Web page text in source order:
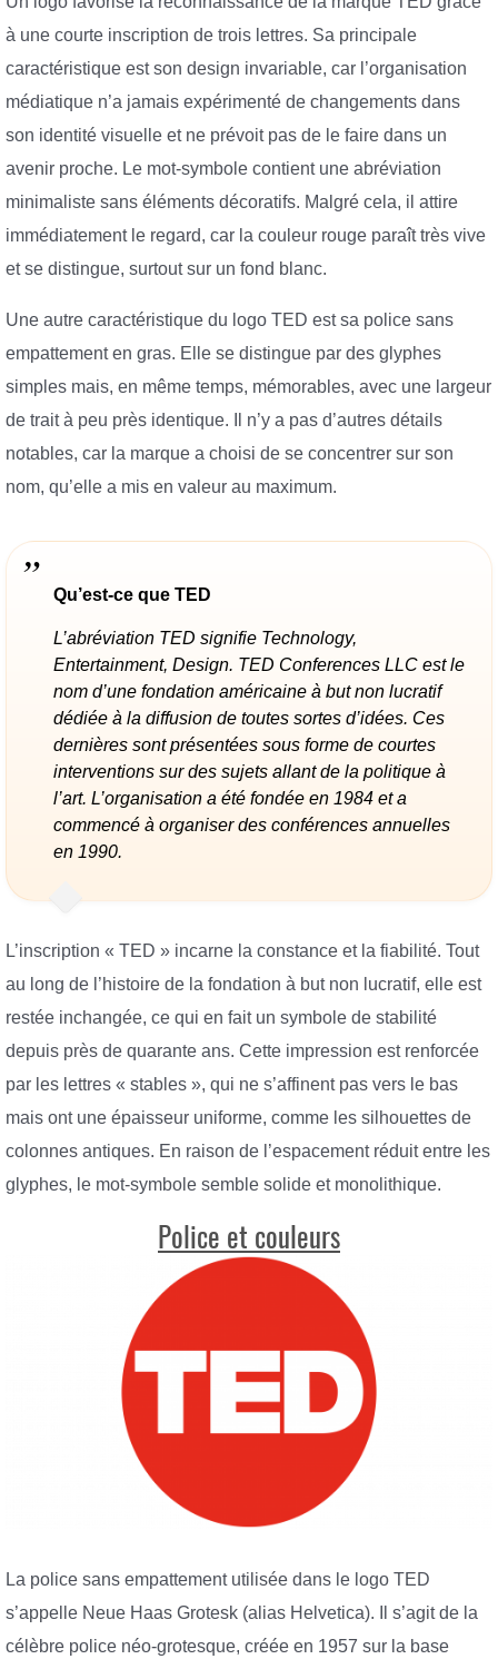
à une courte inscription de trois lettres. Sa principale
caractéristique est son design invariable, car l’organisation
médiatique n’a jamais expérimenté de changements dans
son identité visuelle et ne prévoit pas de le faire dans un
avenir proche. Le mot-symbole contient une abréviation
minimaliste sans éléments décoratifs. Malgré cela, il attire
immédiatement le regard, car la couleur rouge paraît très vive
et se distingue, surtout sur un fond blanc.
Une autre caractéristique du logo TED est sa police sans
empattement en gras. Elle se distingue par des glyphes
simples mais, en même temps, mémorables, avec une largeur
de trait à peu près identique. Il n’y a pas d’autres détails
notables, car la marque a choisi de se concentrer sur son
nom, qu’elle a mis en valeur au maximum.
Qu’est-ce que TED
L’abréviation TED signifie Technology,
Entertainment, Design. TED Conferences LLC est le
nom d’une fondation américaine à but non lucratif
dédiée à la diffusion de toutes sortes d’idées. Ces
dernières sont présentées sous forme de courtes
interventions sur des sujets allant de la politique à
l’art. L’organisation a été fondée en 1984 et a
commencé à organiser des conférences annuelles
en 1990.
L’inscription « TED » incarne la constance et la fiabilité. Tout
au long de l’histoire de la fondation à but non lucratif, elle est
restée inchangée, ce qui en fait un symbole de stabilité
depuis près de quarante ans. Cette impression est renforcée
par les lettres « stables », qui ne s’affinent pas vers le bas
mais ont une épaisseur uniforme, comme les silhouettes de
colonnes antiques. En raison de l’espacement réduit entre les
glyphes, le mot-symbole semble solide et monolithique.
Police et couleurs
La police sans empattement utilisée dans le logo TED
s’appelle Neue Haas Grotesk (alias Helvetica). Il s’agit de la
célèbre police néo-grotesque, créée en 1957 sur la base